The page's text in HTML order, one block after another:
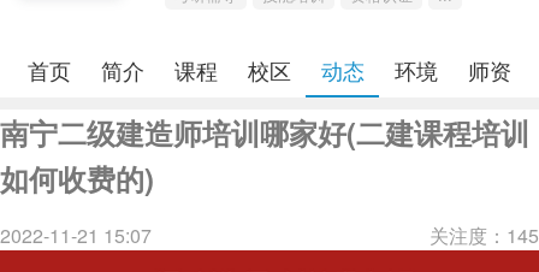
首页 简介 课程 校区 动态 环境 师资
南宁二级建造师培训哪家好(二建课程培训
如何收费的)
2022-11-21 15:07 关注度：145